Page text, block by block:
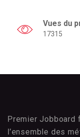
Vues du
17315
Premier Jobboard
l’ensemble des